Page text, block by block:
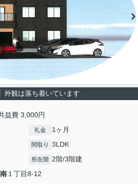
外観は落ち着いています
益費 3,000円
礼金 1ヶ月
間取り 3LDK
所在階 2階/3階建
南 １丁目8-12